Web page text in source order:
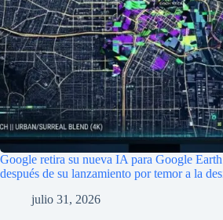
Guarda mi nombre, correo electrónico y
navegador para la próxima vez que comente.
Publicar el comentario